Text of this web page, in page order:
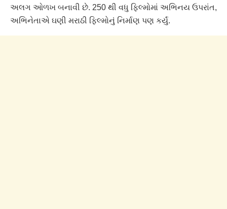
અલગ ઓળખ બનાવી છે. 250 થી વધુ ફિલ્મોમાં અભિનય ઉપરાંત,
અભિનેતાએ ઘણી મરાઠી ફિલ્મોનું નિર્માણ પણ કર્યું.